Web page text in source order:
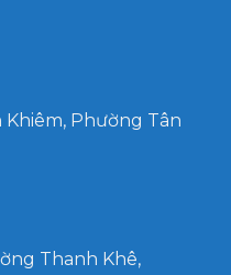
Phường Tân
Thanh Khê,